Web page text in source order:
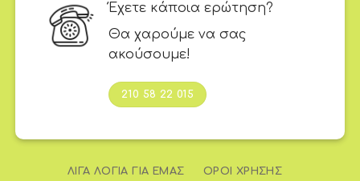
Έχετε κάποια ερώτηση?
Θα χαρούμε να σας
ακούσουμε!
210 58 22 015
ΛΊΓΑ ΛΌΓΙΑ ΓΙΑ ΕΜΆΣ ΌΡΟΙ ΧΡΉΣΗΣ